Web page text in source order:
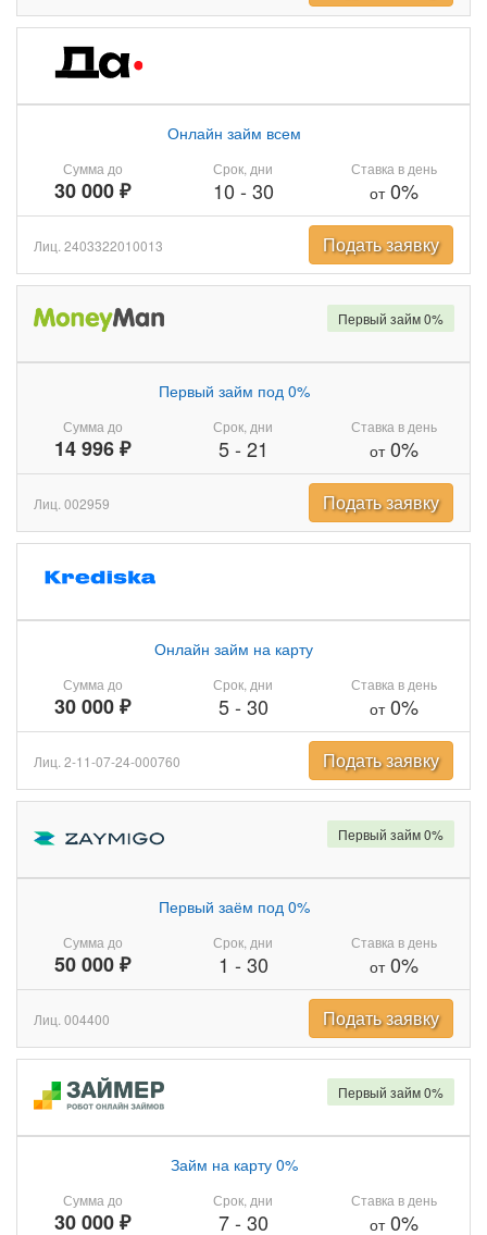
Сумма до
30 000 ₽
Онлайн займ всем
Срок, дни
10 - 30
Ставка в день
от0%
Лиц. 2403322010013 Подать заявку
Сумма до
14 996 ₽
Первый займ под 0%
Срок, дни
5- 21
Ставка в день
от0%
Первый займ 0%
Лиц. 002959 Подать заявку
Сумма до
30 000 ₽
Онлайн займ на карту
Срок, дни
5- 30
Ставка в день
от0%
Лиц. 2-11-07-24-000760 Подать заявку
Сумма до
50 000 ₽
Первый заём под 0%
Срок, дни
1 - 30
Ставка в день
от0%
Первый займ 0%
Лиц. 004400 Подать заявку
Сумма до
30 000 ₽
Займ на карту 0%
Срок, дни
7- 30
Ставка в день
от0%
Первый займ 0%